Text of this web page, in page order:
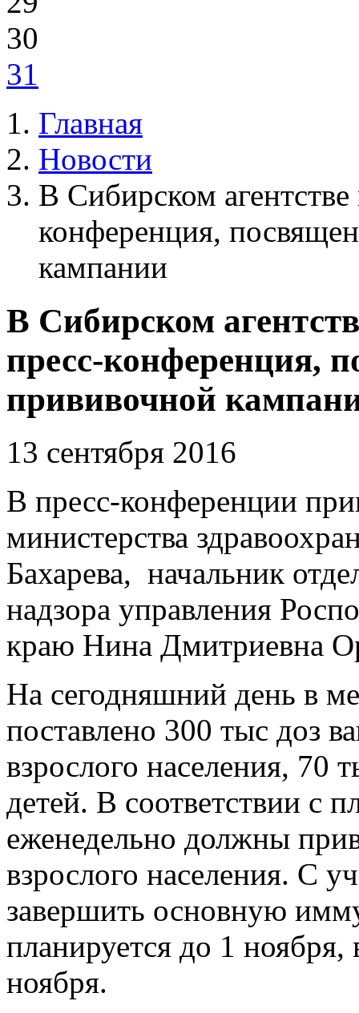
30
31
Главная
Новости
В Сибирском агентстве
конференция,
кампании
В Сибирском
пресс-конференция,
прививочной
13 сентября 2016
В пресс-конференции
министерства
Бахарева, начальник
надзора управления
краю Нина Дмитриевна
На сегодняшний день в
поставлено 300 тыс доз
взрослого населения,
детей. В соответствии с
еженедельно должны
взрослого населения. С
завершить основную
планируется до 1 ноября,
ноября.